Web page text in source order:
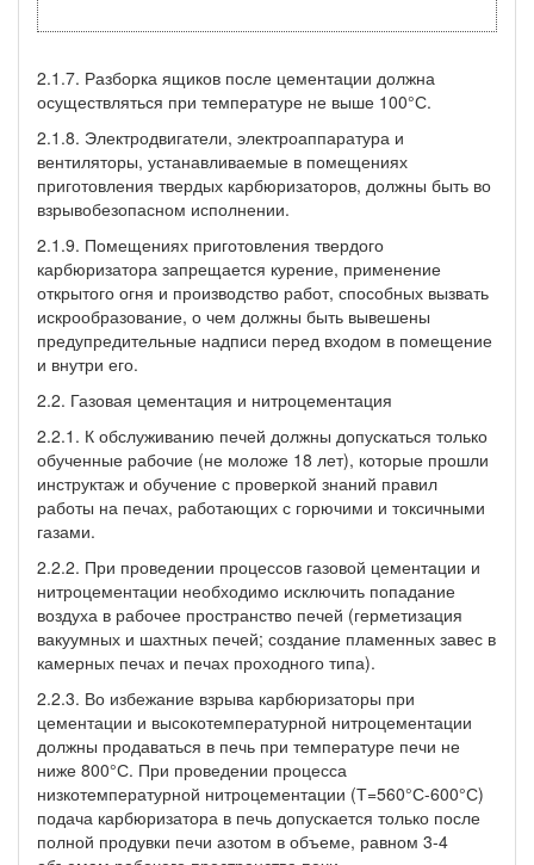
2.1.7. Разборка ящиков после цементации должна
осуществляться при температуре не выше 100°С.
2.1.8. Электродвигатели, электроаппаратура и
вентиляторы, устанавливаемые в помещениях
приготовления твердых карбюризаторов, должны быть во
взрывобезопасном исполнении.
2.1.9. Помещениях приготовления твердого
карбюризатора запрещается курение, применение
открытого огня и производство работ, способных вызвать
искрообразование, о чем должны быть вывешены
предупредительные надписи перед входом в помещение
и внутри его.
2.2. Газовая цементация и нитроцементация
2.2.1. К обслуживанию печей должны допускаться только
обученные рабочие (не моложе 18 лет), которые прошли
инструктаж и обучение с проверкой знаний правил
работы на печах, работающих с горючими и токсичными
газами.
2.2.2. При проведении процессов газовой цементации и
нитроцементации необходимо исключить попадание
воздуха в рабочее пространство печей (герметизация
вакуумных и шахтных печей; создание пламенных завес в
камерных печах и печах проходного типа).
2.2.3. Во избежание взрыва карбюризаторы при
цементации и высокотемпературной нитроцементации
должны продаваться в печь при температуре печи не
ниже 800°С. При проведении процесса
низкотемпературной нитроцементации (Т=560°С-600°С)
подача карбюризатора в печь допускается только после
полной продувки печи азотом в объеме, равном 3-4